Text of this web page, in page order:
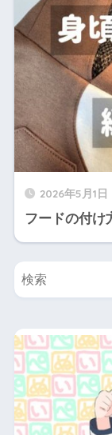
2026年5月1日
フードの付け